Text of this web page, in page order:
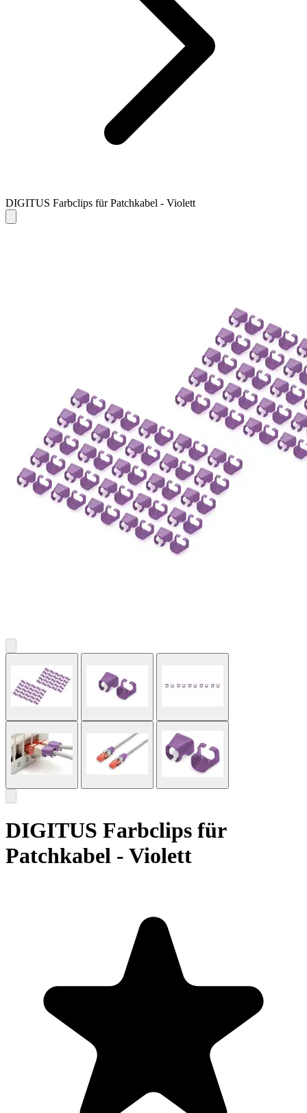
DIGITUS Farbclips für Patchkabel - Violett
DIGITUS Farbclips für
Patchkabel - Violett